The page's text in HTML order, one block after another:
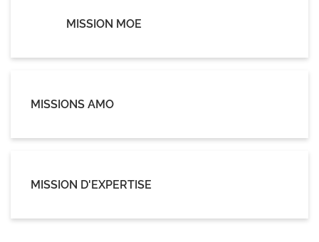
MISSION MOE
MISSIONS AMO
MISSION D'EXPERTISE